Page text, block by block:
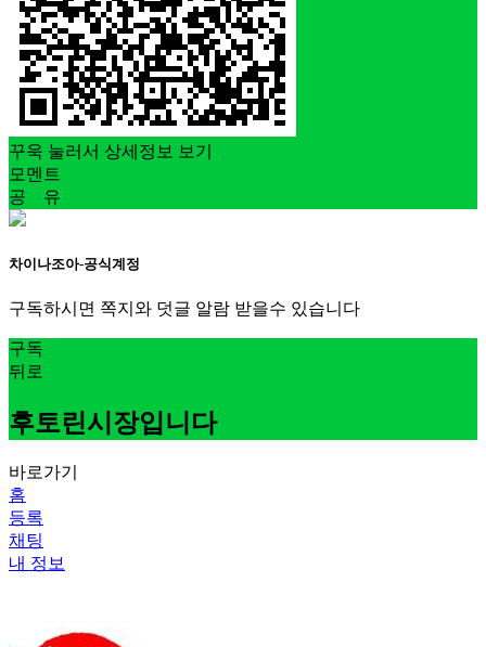
꾸욱 눌러서 상세정보 보기
모멘트
공 유
차이나조아-공식계정
구독하시면 쪽지와 덧글 알람 받을수 있습니다
구독
뒤로
후토린시장입니다
바로가기
홈
등록
채팅
내 정보